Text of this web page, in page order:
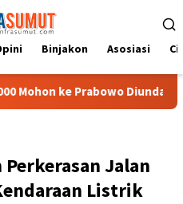
Binjakon Asosiasi
Diundang Upacara HUT
Jalan
Listrik